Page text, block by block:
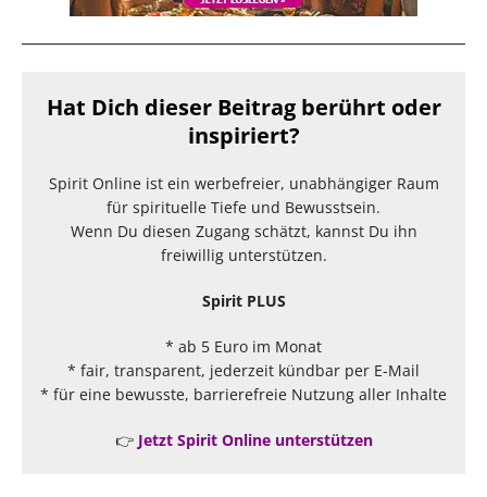
Hat Dich dieser Beitrag berührt oder
inspiriert?
Spirit Online ist ein werbefreier, unabhängiger Raum
für spirituelle Tiefe und Bewusstsein.
Wenn Du diesen Zugang schätzt, kannst Du ihn
freiwillig unterstützen.
Spirit PLUS
* ab 5 Euro im Monat
* fair, transparent, jederzeit kündbar per E-Mail
* für eine bewusste, barrierefreie Nutzung aller Inhalte
👉 Jetzt Spirit Online unterstützen